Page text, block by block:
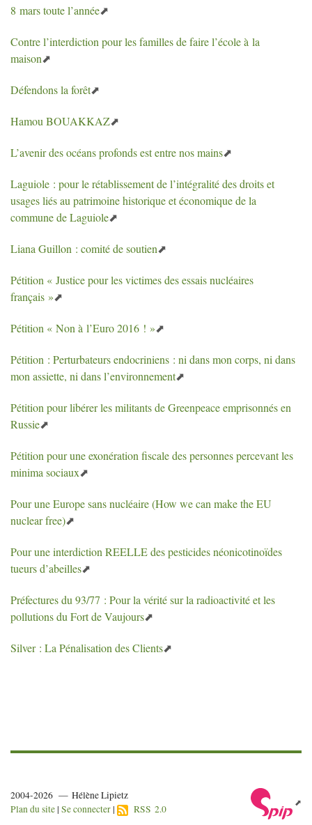
8 mars toute l’année
Contre l’interdiction pour les familles de faire l’école à la
maison
Défendons la forêt
Hamou BOUAKKAZ
L’avenir des océans profonds est entre nos mains
Laguiole : pour le rétablissement de l’intégralité des droits et
usages liés au patrimoine historique et économique de la
commune de Laguiole
Liana Guillon : comité de soutien
Pétition « Justice pour les victimes des essais nucléaires
français »
Pétition « Non à l’Euro 2016 ! »
Pétition : Perturbateurs endocriniens : ni dans mon corps, ni dans
mon assiette, ni dans l’environnement
Pétition pour libérer les militants de Greenpeace emprisonnés en
Russie
Pétition pour une exonération fiscale des personnes percevant les
minima sociaux
Pour une Europe sans nucléaire (How we can make theEU
nuclear free)
Pour une interdiction REELLEdes pesticides néonicotinoïdes
tueurs d’abeilles
Préfectures du 93/77 : Pour la vérité sur la radioactivité et les
pollutions du Fort de Vaujours
Silver : La Pénalisation des Clients
2004-2026 — Hélène Lipietz
Plan du site | Se connecter | RSS 2.0